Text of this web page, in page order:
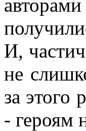
И,
не
за этого
- героям